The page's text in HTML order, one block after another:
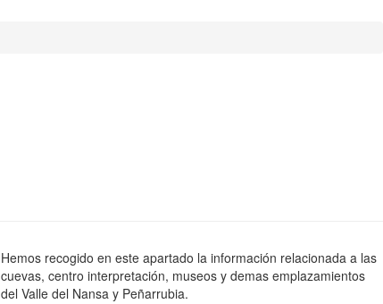
Hemos recogido en este apartado la información relacionada a las
cuevas, centro interpretación, museos y demas emplazamientos
del Valle del Nansa y Peñarrubia.